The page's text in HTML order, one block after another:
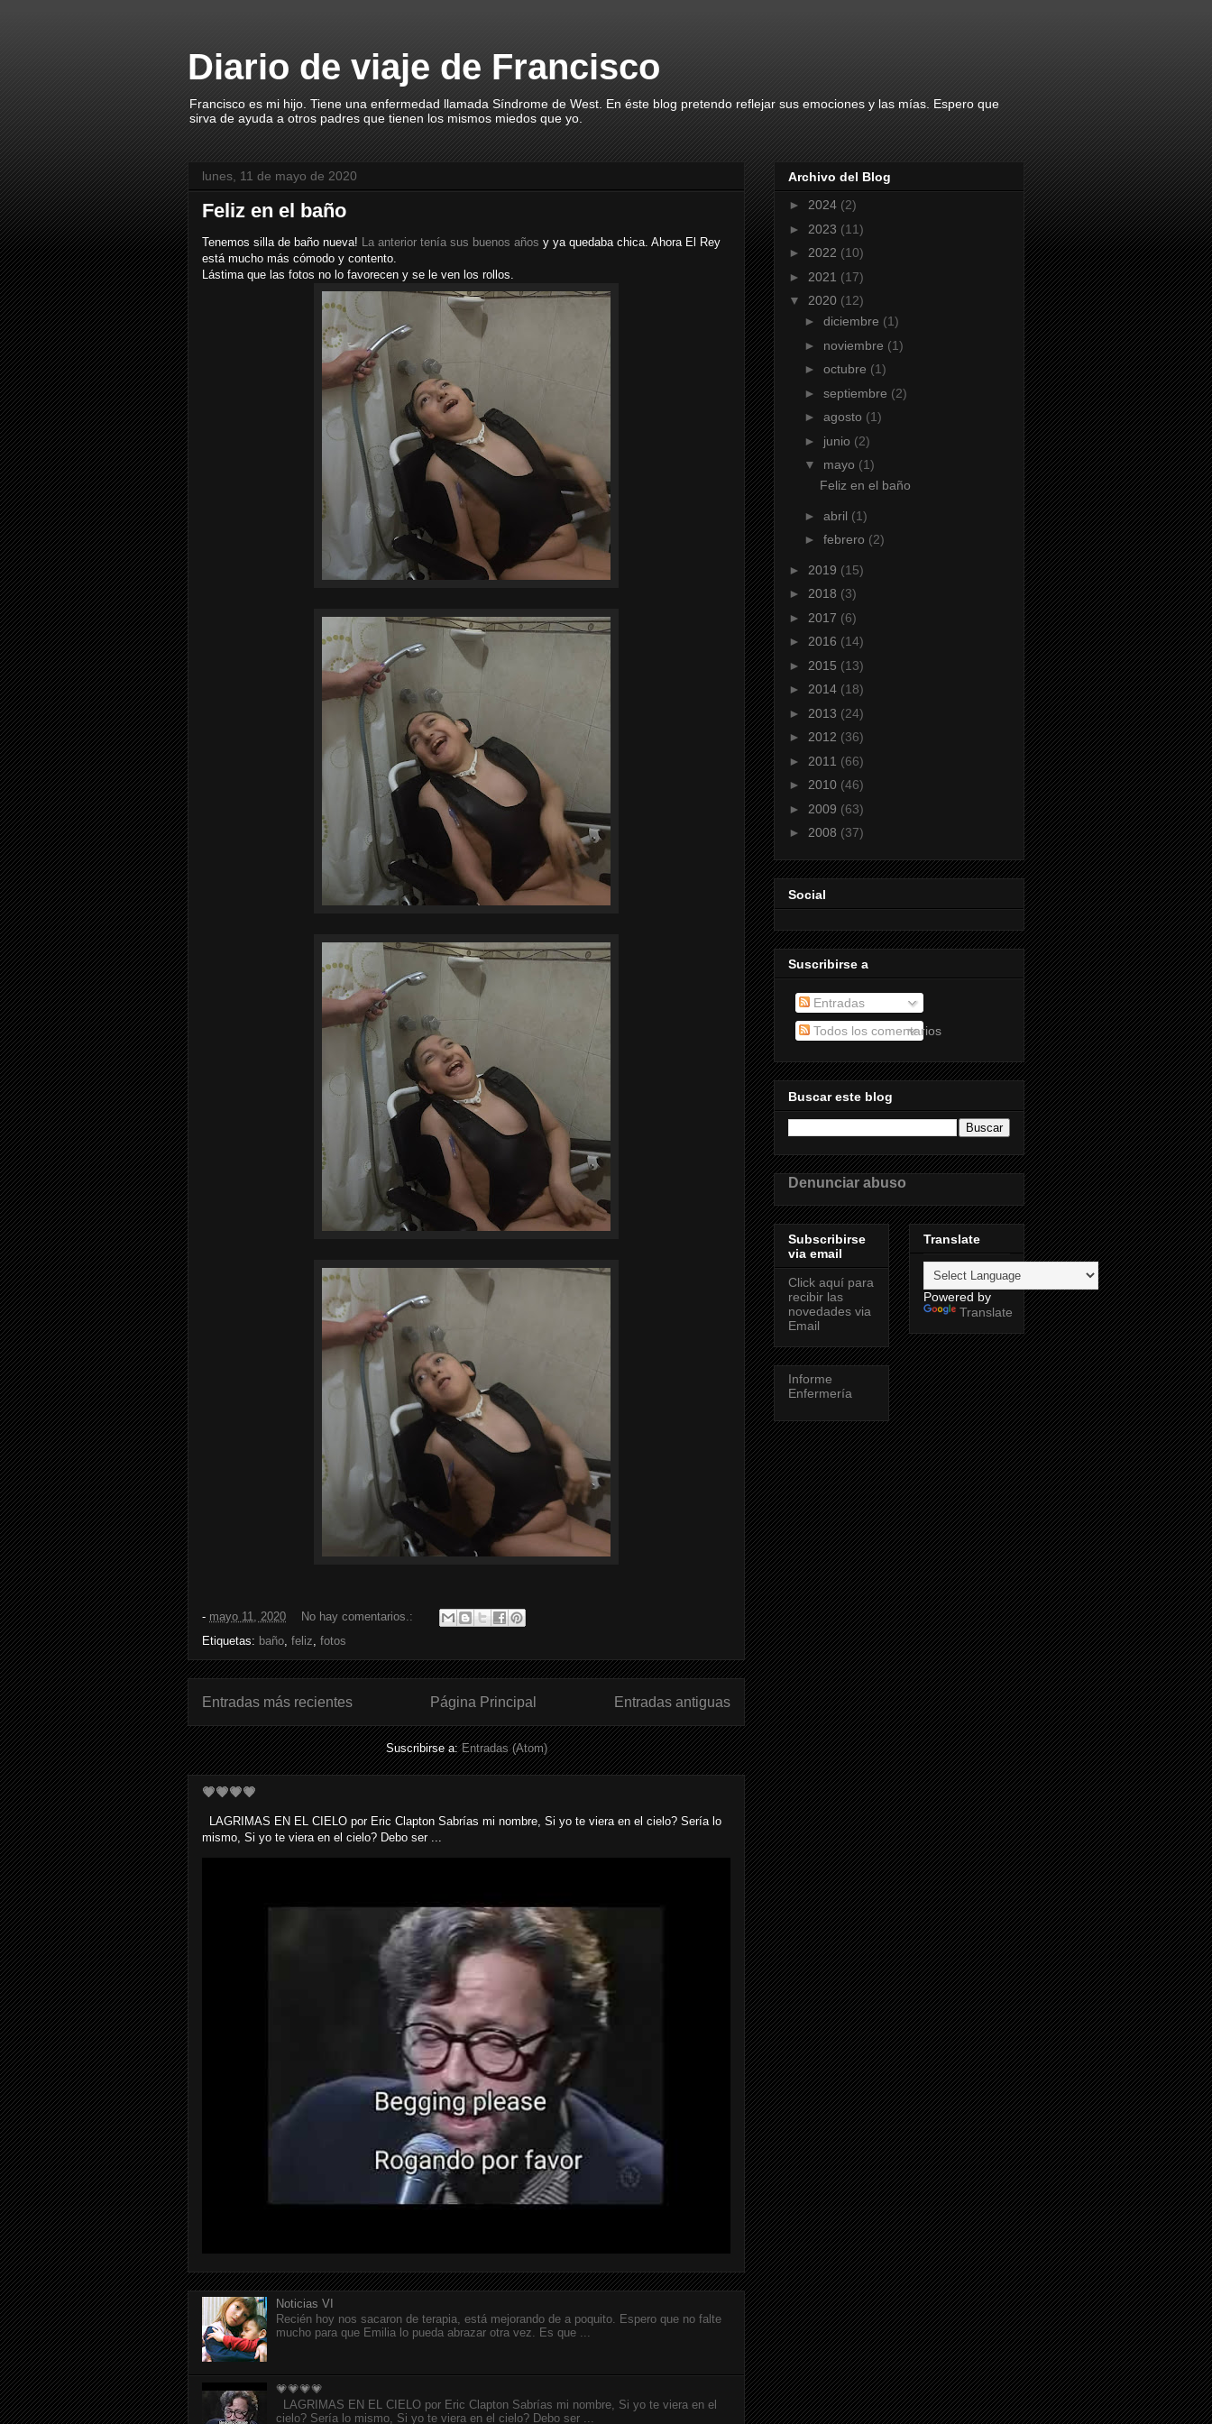
Diario de viaje de Francisco
Francisco es mi hijo. Tiene una enfermedad llamada Síndrome de West. En éste blog pretendo reflejar sus emociones y las mías. Espero que
sirva de ayuda a otros padres que tienen los mismos miedos que yo.
lunes, 11 de mayo de 2020
Feliz en el baño
Tenemos silla de baño nueva! La anterior tenía sus buenos años y ya quedaba chica. Ahora El Rey
está mucho más cómodo y contento.
Lástima que las fotos no lo favorecen y se le ven los rollos.
- mayo 11, 2020
No hay comentarios.:
Etiquetas: baño, feliz, fotos
Entradas más recientes Entradas antiguas
Página Principal
Suscribirse a:Entradas (Atom)
💗💗💗💗
LAGRIMAS EN EL CIELO por Eric Clapton Sabrías mi nombre, Si yo te viera en el cielo? Sería lo
mismo, Si yo te viera en el cielo? Debo ser ...
Noticias VI
Recién hoy nos sacaron de terapia, está mejorando de a poquito. Espero que no falte
mucho para que Emilia lo pueda abrazar otra vez. Es que ...
💗💗💗💗
LAGRIMAS EN EL CIELO por Eric Clapton Sabrías mi nombre, Si yo te viera en el
cielo? Sería lo mismo, Si yo te viera en el cielo? Debo ser ...
Archivo del Blog
► 2024 (2)
► 2023 (11)
► 2022 (10)
► 2021 (17)
▼ 2020 (12)
► diciembre (1)
► noviembre (1)
► octubre (1)
► septiembre (2)
► agosto (1)
► junio (2)
▼ mayo (1)
Feliz en el baño
► abril (1)
► febrero (2)
► 2019 (15)
► 2018 (3)
► 2017 (6)
► 2016 (14)
► 2015 (13)
► 2014 (18)
► 2013 (24)
► 2012 (36)
► 2011 (66)
► 2010 (46)
► 2009 (63)
► 2008 (37)
Social
Suscribirse a
Entradas
Todos los comentarios
Buscar este blog
Denunciar abuso
Subscribirse
via email
Click aquí para
recibir las
novedades via
Email
Informe
Enfermería
Translate
Powered by
Translate